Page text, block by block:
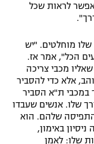
אפשר לראות שכל
שלו מוחלטים. "יש
הכל", אמר אז.
מכבי צריכה
אלא כדי להסביר
במכבי ת"א הסביר
שלו. אנשים שעבדו
שלהם. הוא
באימון,
שלו: לאמן